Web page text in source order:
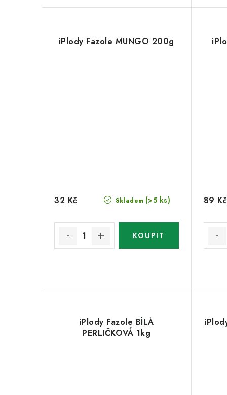
iPlody Fazole MUNGO 200g
Skladem (>5 ks)
32 Kč 89 Kč
iPlody Fazole BÍLÁ
PERLIČKOVÁ 1kg